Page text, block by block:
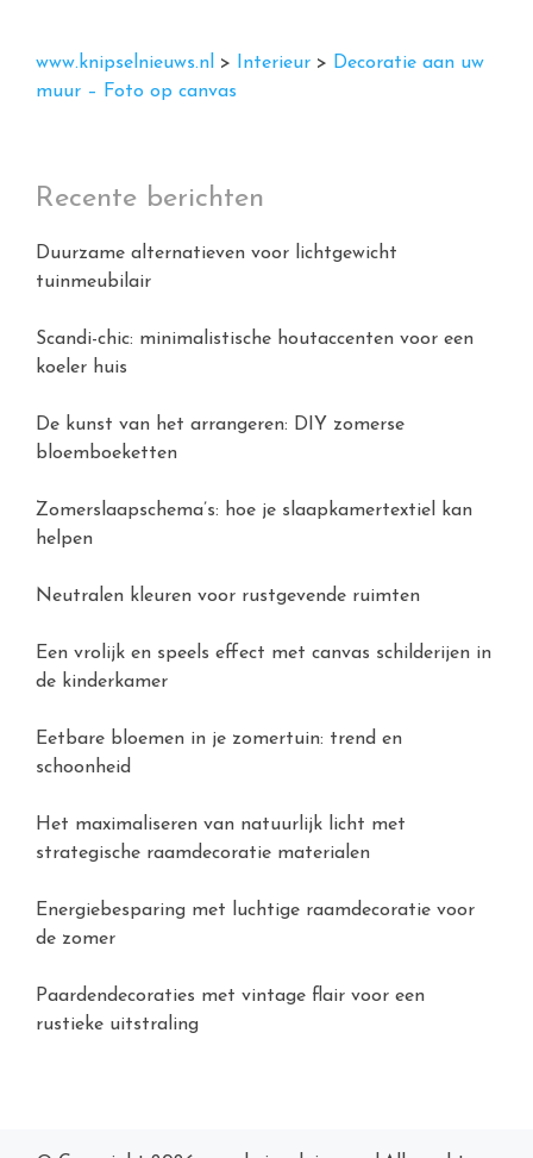
www.knipselnieuws.nl > Interieur > Decoratie aan uw
muur – Foto op canvas
Recente berichten
Duurzame alternatieven voor lichtgewicht
tuinmeubilair
Scandi-chic: minimalistische houtaccenten voor een
koeler huis
De kunst van het arrangeren: DIY zomerse
bloemboeketten
Zomerslaapschema’s: hoe je slaapkamertextiel kan
helpen
Neutralen kleuren voor rustgevende ruimten
Een vrolijk en speels effect met canvas schilderijen in
de kinderkamer
Eetbare bloemen in je zomertuin: trend en
schoonheid
Het maximaliseren van natuurlijk licht met
strategische raamdecoratie materialen
Energiebesparing met luchtige raamdecoratie voor
de zomer
Paardendecoraties met vintage flair voor een
rustieke uitstraling